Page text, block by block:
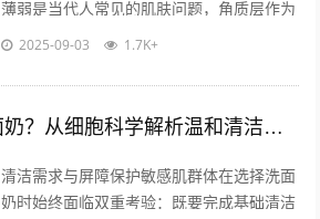
薄弱是当代人常见的肌肤问题，角质层作为
皮肤最外层的天然屏障，一旦变薄或受损，
2025-09-03 1.7K+
敏感肌用什么洗面奶？从细胞科学解析温和清洁新选择
清洁需求与屏障保护敏感肌群体在选择洗面
奶时始终面临双重考验：既要完成基础清洁